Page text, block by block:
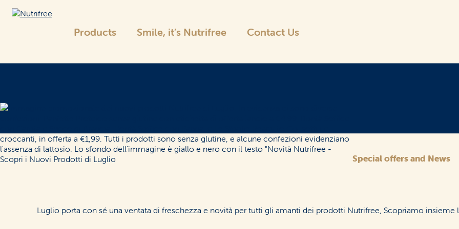
Nutrifree
Bread and
Bread Substitutes
Flours and
Breadcrumbs
Products Smile, it’s Nutrifree Contact Us
Special offers and News
Luglio porta con sé una ventata di freschezza e novità per tutti gli amanti dei prodotti Nutrifree, Scopriamo insieme